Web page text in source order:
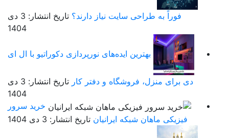
فوراً به طراحی سایت نیاز دارند؟
تاریخ انتشار: 3 دی
1404
بهترین ایده‌های نورپردازی دکوراتیو با ال ای
دی برای منزل، فروشگاه و دفتر کار
تاریخ انتشار: 3 دی
1404
خرید سرور
فیزیکی ماهان شبکه ایرانیان تاریخ انتشار: 3 دی 1404